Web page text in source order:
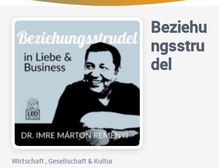
Beziehu
ngsstru
del
Wirtschaft ,Gesellschaft & Kultur